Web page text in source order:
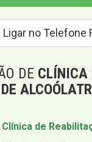
no Telefone
DE CLÍNICA
de